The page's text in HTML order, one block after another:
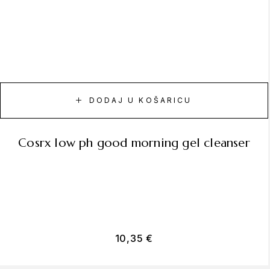
DODAJ U KOŠARICU
cosrx low ph good morning gel cleanser
10,35€